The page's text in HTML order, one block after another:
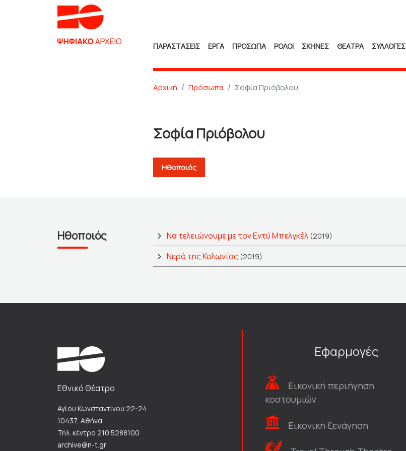
ΠΑΡΑΣΤΑΣΕΙΣ ΕΡΓΑ ΠΡΟΣΩΠΑ ΡΟΛΟΙ ΣΚΗΝΕΣ ΘΕΑΤΡΑ ΣΥΛΛΟΓΈΣ
Αρχική Πρόσωπα Σοφία Πριόβολου
Σοφία Πριόβολου
Ηθοποιός
Ηθοποιός Να τελειώνουμε με τον Εντύ Μπελγκέλ (2019)
Νερό της Κολωνίας (2019)
Εθνικό Θέατρο
Αγίου Κωνσταντίνου 22-24
10437, Αθήνα
Τηλ. κέντρο 210 5288100
archive@n-t.gr
Εφαρμογές
Εικονική περιήγηση
κοστουμιών
Εικονική ξενάγηση